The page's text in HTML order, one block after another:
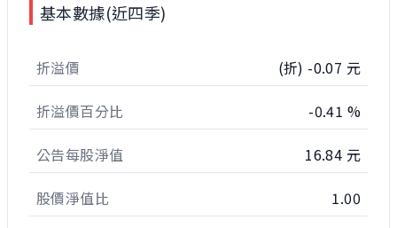
基本數據(近四季)
折溢價 (折) -0.07 元
折溢價百分比 -0.41 %
公告每股淨值 16.84 元
股價淨值比 1.00